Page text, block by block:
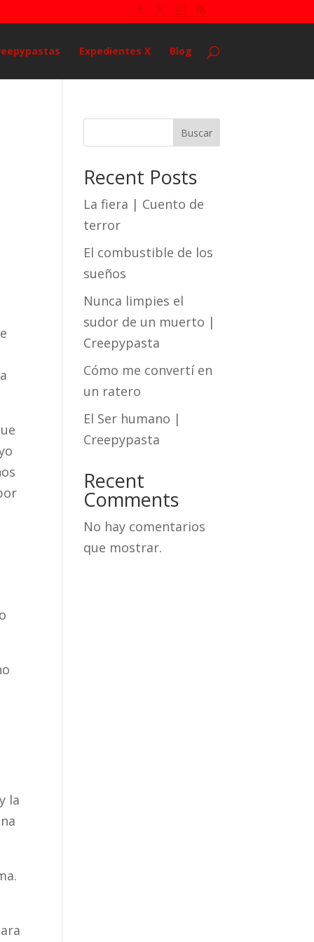
Expedientes X Blog
la
Buscar
Recent Posts
La fiera | Cuento de
terror
El combustible de los
sueños
Nunca limpies el
sudor de un muerto |
Creepypasta
Cómo me convertí en
un ratero
El Ser humano |
Creepypasta
Recent
Comments
No hay comentarios
que mostrar.